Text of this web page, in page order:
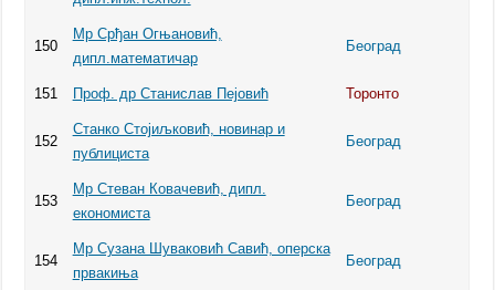
150
Мр Срђан Огњановић,
дипл.математичар
Београд
151 Проф. др Станислав Пејовић Торонто
152
Станко Стојиљковић, новинар и
публициста
Београд
153
Мр Стеван Ковачевић, дипл.
економиста
Београд
154
Мр Сузана Шуваковић Савић, оперска
првакиња
Београд